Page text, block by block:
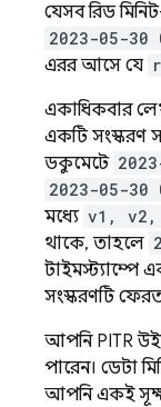
যেসব রিড
2023-05-30
এরর আসে যে
একাধিকবার
একটি সংস্করণ
ডকুমেন্টে
2023-05-30
মধ্যে v1,
থাকে, তাহলে
টাইমস্ট্যাম্পে
সংস্করণটি
আপনি PITR
পারেন। ডেটা
আপনি একই